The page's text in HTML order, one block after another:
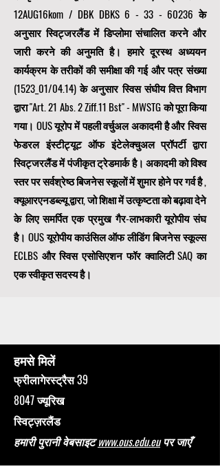
12AUG16kom / DBK DBKS6 - 33 - 60236 के
अनुसार स्विट्जरलैंड में डिप्लोमा संचालित करने और
जारी करने की अनुमति है। हमारे दूरस्थ अध्ययन
कार्यक्रम के तरीकों की समीक्षा की गई और पत्र संख्या
(1523_01/04.14) के अनुसार स्विस संघीय वित्त विभाग
द्वारा "Art. 21 Abs. 2 Ziff.11 Bst" - MWSTG को पूरा किया
गया। OUS यूरोप में पहली वर्चुअल अकादमी है और स्विस
फेडरल इंस्टीट्यूट ऑफ इंटेलेक्चुअल प्रॉपर्टी द्वारा
स्विट्जरलैंड में पंजीकृत ट्रेडमार्क है। अकादमी को विश्व
स्तर पर सर्वश्रेष्ठ बिजनेस स्कूलों में शुमार होने पर गर्व है,
क्यूआरएनडब्ल्यू द्वारा, जो शिक्षा में उत्कृष्टता को बढ़ावा देने
के लिए समर्पित एकप्रमुख गैर-लाभकारी यूरोपीय संघ
है। OUSयूरोपीय काउंसिल ऑफ लीडिंग बिजनेस स्कूल्स
ECLBS और स्विस एसोसिएशन फॉर क्वालिटी SAQ का
एक स्वीकृत सदस्य है।
हमसे मिलें
फ्रीलागेरस्ट्रैस 39
8047 ज्यूरिख
स्विट्ज़रलैंड
हमारी पुरानी वेबसाइटwww.ous.edu.euपर जाएँ